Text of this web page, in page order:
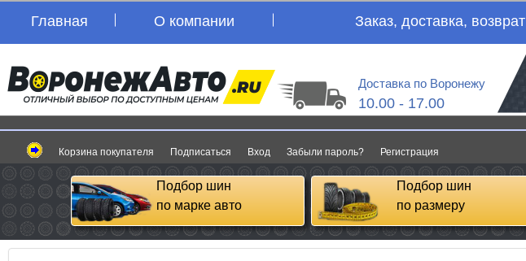
Главная О компании Заказ, доставка, возврат
Доставка по Воронежу
10.00 - 17.00
Корзина покупателя Подписаться Вход Забыли пароль? Регистрация
Подбор шин
по марке авто
Подбор шин
по размеру